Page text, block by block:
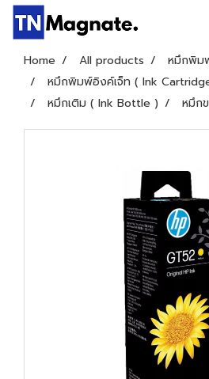
Home All products
หมึกพิม
หมึกพิมพ์อิงค์เจ็ท ( Ink
หมึกเติม ( Ink Bottle )
หมึก